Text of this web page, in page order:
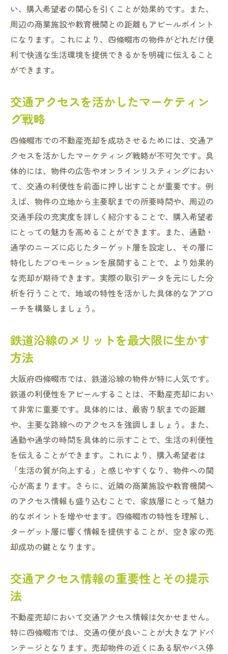
競合物件と比較した価格設定の手法
市場変動を考慮した価格見直しのタイミン
グ
地域相場を基にした価格決定の流れ
過去の取引から学ぶ価格トレンドの把握
不動産エージェント選びで四条畷市の売却を成
功に導く
信頼できるエージェントの選定基準
地元に精通したエージェントのメリット
エージェントとの効果的なコミュニケーシ
ョン法
エージェントの実績を評価する際のポイン
ト
エージェントと共に行う売却戦略の立案
エージェント選びで失敗しないためのチェ
ックリスト
四条畷市の魅力を最大化して空き家を効果的に
売却
地域の特色を活かした魅力づけ戦略
四条畷市の自然環境や生活利便性を強調
地域の魅力を伝えるためのビジュアル活用
四条畷市でのライフスタイル提案による訴
求
い、購入希望者の関心を引くことが効果的です。また、
周辺の商業施設や教育機関との距離もアピールポイント
になります。これにより、四條畷市の物件がどれだけ便
利で快適な生活環境を提供できるかを明確に伝えること
ができます。
交通アクセスを活かしたマーケティン
グ戦略
四條畷市での不動産売却を成功させるためには、交通ア
クセスを活かしたマーケティング戦略が不可欠です。具
体的には、物件の広告やオンラインリスティングにおい
て、交通の利便性を前面に押し出すことが重要です。例
えば、物件の立地から主要駅までの所要時間や、周辺の
交通手段の充実度を詳しく紹介することで、購入希望者
にとっての魅力を高めることができます。また、通勤・
通学のニーズに応じたターゲット層を設定し、その層に
特化したプロモーションを展開することで、より効果的
な売却が期待できます。実際の取引データを元にした分
析を行うことで、地域の特性を活かした具体的なアプロ
ーチを構築しましょう。
鉄道沿線のメリットを最大限に生かす
方法
大阪府四條畷市では、鉄道沿線の物件が特に人気です。
鉄道の利便性をアピールすることは、不動産売却におい
て非常に重要です。具体的には、最寄り駅までの距離
や、主要な路線へのアクセスを強調しましょう。また、
通勤や通学の時間を具体的に示すことで、生活の利便性
を伝えることができます。これにより、購入希望者は
「生活の質が向上する」と感じやすくなり、物件への関
心が高まります。さらに、近隣の商業施設や教育機関へ
のアクセス情報も盛り込むことで、家族層にとって魅力
的なポイントを増やせます。四條畷市の特性を理解し、
ターゲット層に響く情報を提供することが、空き家の売
却成功の鍵となります。
交通アクセス情報の重要性とその提示
法
不動産売却において交通アクセス情報は欠かせません。
特に四條畷市では、交通の便が良いことが大きなアドバ
ンテージとなります。売却物件の近くにある駅やバス停